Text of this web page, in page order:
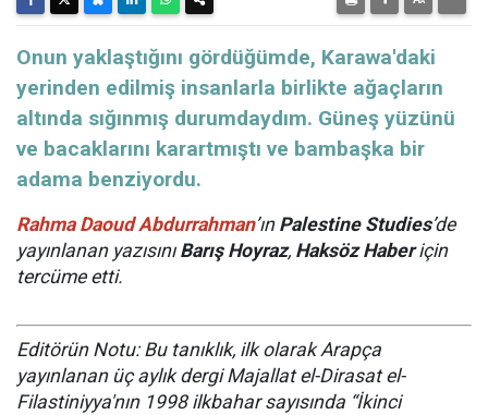
Onun yaklaştığını gördüğümde, Karawa'daki
yerinden edilmiş insanlarla birlikte ağaçların
altında sığınmış durumdaydım. Güneş yüzünü
ve bacaklarını karartmıştı ve bambaşka bir
adama benziyordu.
Rahma Daoud Abdurrahman’ın Palestine Studies’de
yayınlanan yazısını Barış Hoyraz, Haksöz Haberiçin
tercüme etti.
Editörün Notu: Bu tanıklık, ilk olarak Arapça
yayınlanan üç aylık dergi Majallat el-Dirasat el-
Filastiniyya'nın 1998 ilkbahar sayısında “İkinci